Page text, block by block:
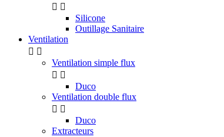
 
Silicone
Outillage Sanitaire
Ventilation
 
Ventilation simple flux
 
Duco
Ventilation double flux
 
Duco
Extracteurs